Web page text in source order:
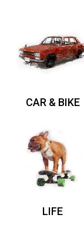
CAR & BIKE
LIFE